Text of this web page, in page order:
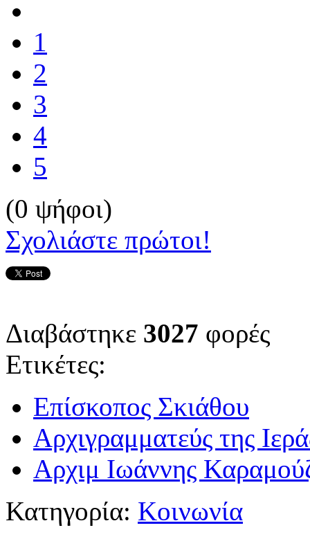
1
2
3
4
5
(0 ψήφοι)
Σχολιάστε πρώτοι!
Διαβάστηκε 3027 φορές
Ετικέτες:
Επίσκοπος Σκιάθου
Αρχιγραμματεύς της
Αρχιμ Ιωάννης
Κατηγορία: Κοινωνία